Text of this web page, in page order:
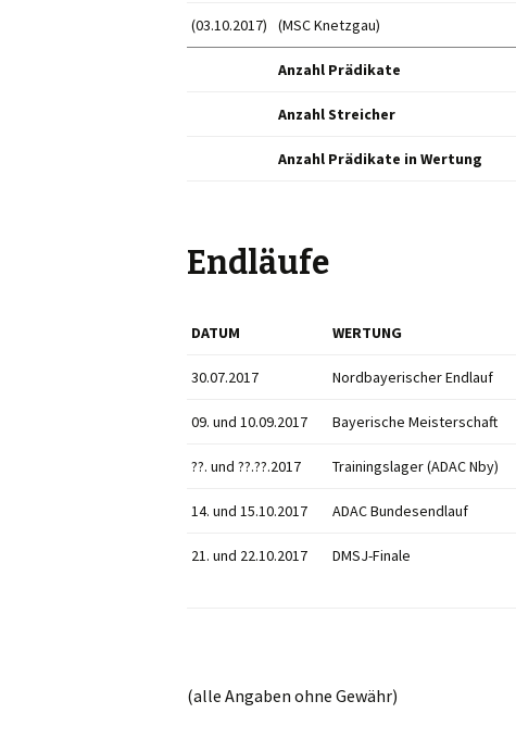
(03.10.2017) (MSC Knetzgau)
Anzahl Prädikate
Anzahl Streicher
Anzahl Prädikate in Wertung
Endläufe
DATUM WERTUNG
30.07.2017 Nordbayerischer Endlauf
09. und 10.09.2017 Bayerische Meisterschaft
??. und ??.??.2017 Trainingslager (ADAC Nby)
14. und 15.10.2017 ADAC Bundesendlauf
21. und 22.10.2017 DMSJ-Finale
(alle Angaben ohne Gewähr)